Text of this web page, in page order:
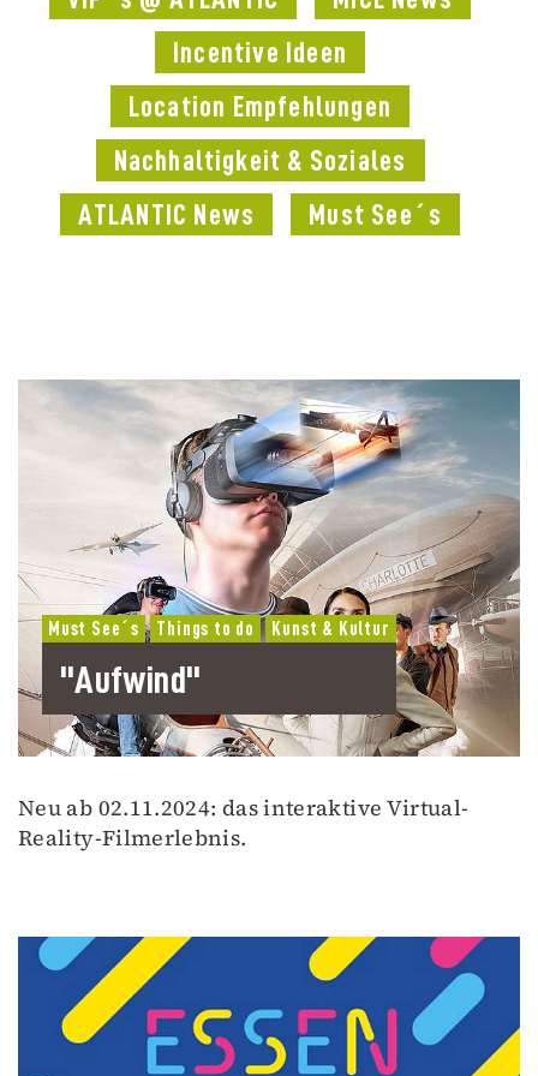
Incentive Ideen
Location Empfehlungen
Nachhaltigkeit & Soziales
ATLANTIC News
Must See´s
Must See´s Things to do Kunst & Kultur
"Aufwind"
Neu ab 02.11.2024: das interaktive Virtual-
Reality-Filmerlebnis.